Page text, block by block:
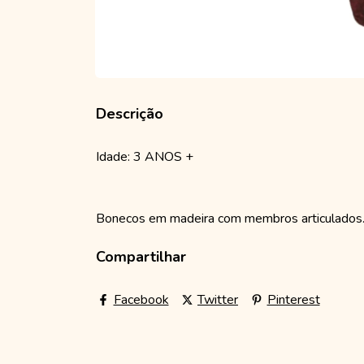
Descrição
Idade: 3 ANOS +
Bonecos em madeira com membros articulados.
Compartilhar
Facebook Twitter Pinterest